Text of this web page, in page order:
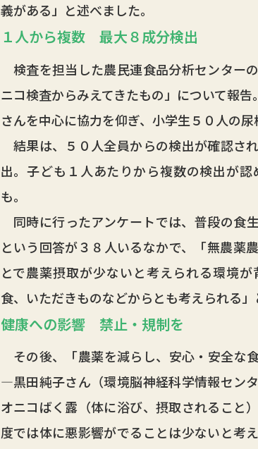
義がある」と述べました。
１人から複数 最大８成分検出
検査を担当した農民連食品分析センター
ニコ検査からみえてきたもの」について報
さんを中心に協力を仰ぎ、小学生５０人の尿
結果は、５０人全員からの検出が確認さ
出。子ども１人あたりから複数の検出が
も。
同時に行ったアンケートでは、普段の食
という回答が３８人いるなかで、「無農薬
とで農薬摂取が少ないと考えられる環境
食、いただきものなどからとも考えられる」
健康への影響 禁止・規制を
その後、「農薬を減らし、安心・安全な
―黒田純子さん（環境脳神経科学情報セン
オニコばく露（体に浴び、摂取されること
度では体に悪影響がでることは少ないと考